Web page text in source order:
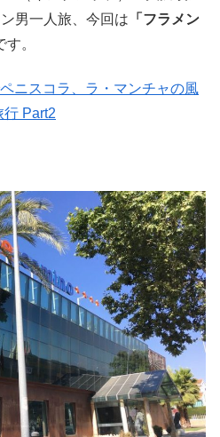
男一人旅、今回は 「フラメン
。
ニスコラ、ラ・マンチャの風
行 Part2